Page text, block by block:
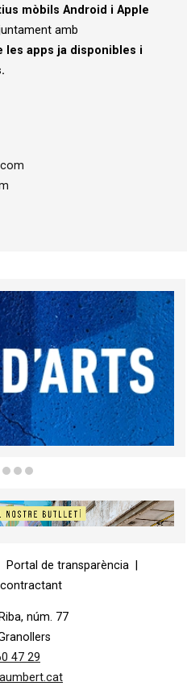
mòbils Android i Apple
amb
les apps ja disponibles i
Portal de transparència
núm. 77
47 29